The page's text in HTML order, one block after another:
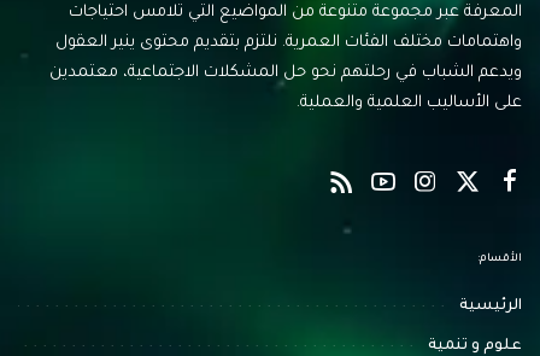
المعرفة عبر مجموعة متنوعة من المواضيع التي تلامس احتياجات
واهتمامات مختلف الفئات العمرية. نلتزم بتقديم محتوى ينير العقول
ويدعم الشباب في رحلتهم نحو حل المشكلات الاجتماعية، معتمدين
على الأساليب العلمية والعملية.
الأقسام:
الرئيسية
علوم و تنمية